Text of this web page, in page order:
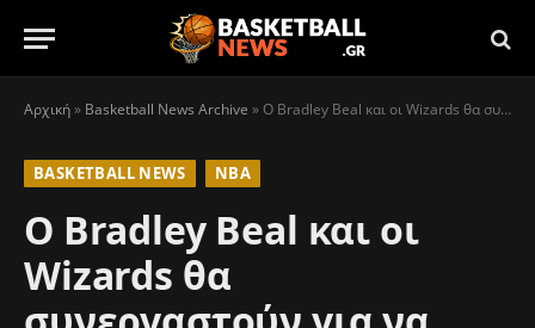
Αρχική» Basketball News Archive »Ο Bradley Beal και οι Wizards θα συνεργαστούν για να βρουν trade εάν η ομάδα επιλέξει να κάνει rebuild
BASKETBALL NEWS NBA
Ο Bradley Beal και οι
Wizards θα